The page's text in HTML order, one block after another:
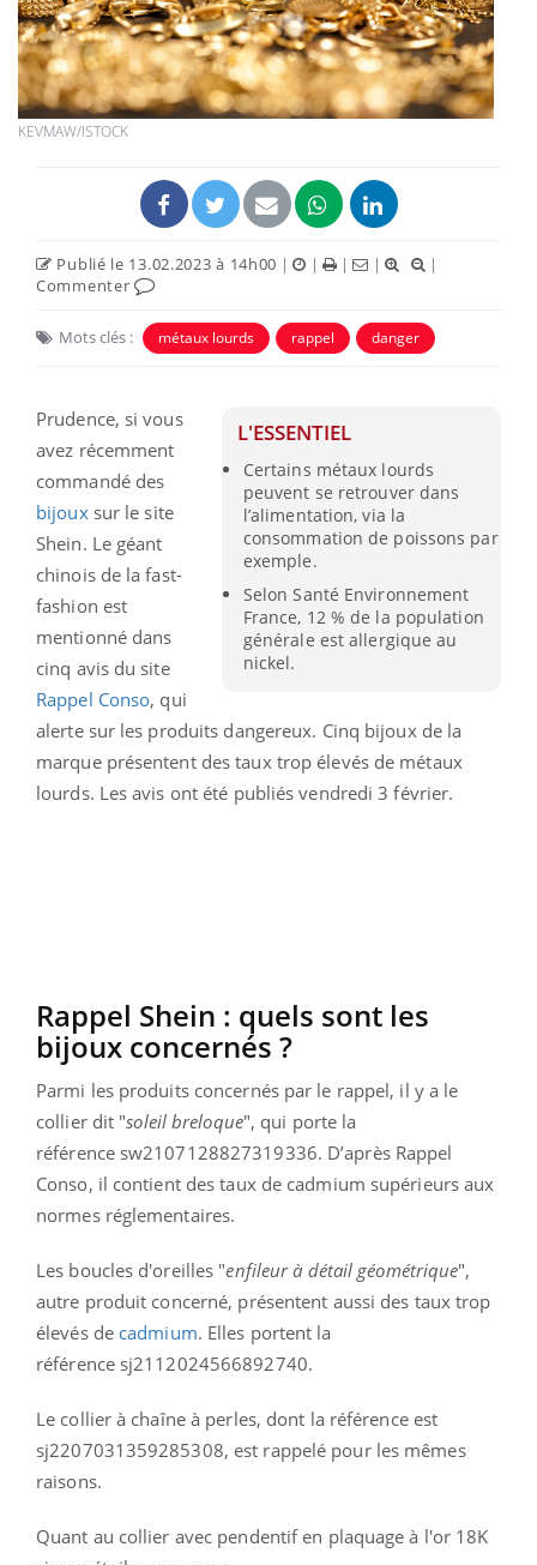
KEVMAW/ISTOCK
Publié le 13.02.2023 à 14h00 | | | |
|
Commenter
Mots clés : métaux lourds rappel danger
L'ESSENTIEL
Certains métaux lourds
peuvent se retrouver dans
l’alimentation, via la
consommation de poissons par
exemple.
Selon Santé Environnement
France, 12 % de la population
générale est allergique au
nickel.
Prudence, si vous
avez récemment
commandé des
bijouxsur le site
Shein. Le géant
chinois de la fast-
fashion est
mentionné dans
cinq avis du site
Rappel Conso, qui
alerte sur les produits dangereux. Cinq bijoux de la
marque présentent des taux trop élevés de métaux
lourds. Les avis ont été publiés vendredi 3 février.
Rappel Shein : quels sont les
bijoux concernés ?
Parmi les produits concernés par le rappel, il y a le
collier dit "soleil breloque", qui porte la
référence sw2107128827319336. D’après Rappel
Conso, il contient des taux de cadmium supérieurs aux
normes réglementaires.
Les boucles d'oreilles "enfileur à détail géométrique",
autre produit concerné, présentent aussi des taux trop
élevés de cadmium. Elles portent la
référence sj2112024566892740.
Le collier à chaîne à perles, dont la référence est
sj2207031359285308, est rappelé pour les mêmes
raisons.
Quant au collier avec pendentif en plaquage à l'or 18K